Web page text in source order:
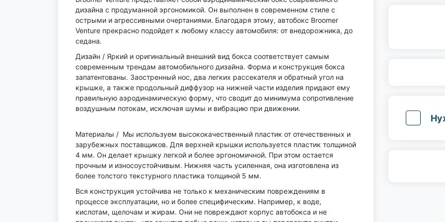
дизайна с продуманной эргономикой. Он выполнен в современном стиле с
острыми и агрессивными очертаниями. Благодаря этому, автобокс Broomer
Venture прекрасно подойдет к любому классу автомобиля: от внедорожника, до
седана.
Дизайн / Яркий и оригинальный внешний вид бокса соответствует самым
современным трендам автомобильного дизайна. Форма и конструкция бокса
запатентованы. Заостренный нос, два легких рассекателя и обратный угол на
крышке, а также продольный диффузор на нижней части изделия придают ему
правильную аэродинамическую форму, что сводит до минимума сопротивление
воздушным потокам, исключая шумы и вибрацию при движении.
Материалы / Мы используем высококачественный пластик от отечественных и
зарубежных поставщиков. Для верхней крышки используется пластик толщиной
4 мм. Он делает крышку легкой и более эргономичной. При этом остается
прочным и износоустойчивым. Нижняя часть усиленная, она изготовлена из
более толстого текстурного пластика толщиной 5 мм.
Вся конструкция устойчива не только к механическим повреждениям в
процессе эксплуатации, но и более специфическим. Например, к воде,
кислотам, щелочам и жирам. Они не повреждают корпус автобокса и не